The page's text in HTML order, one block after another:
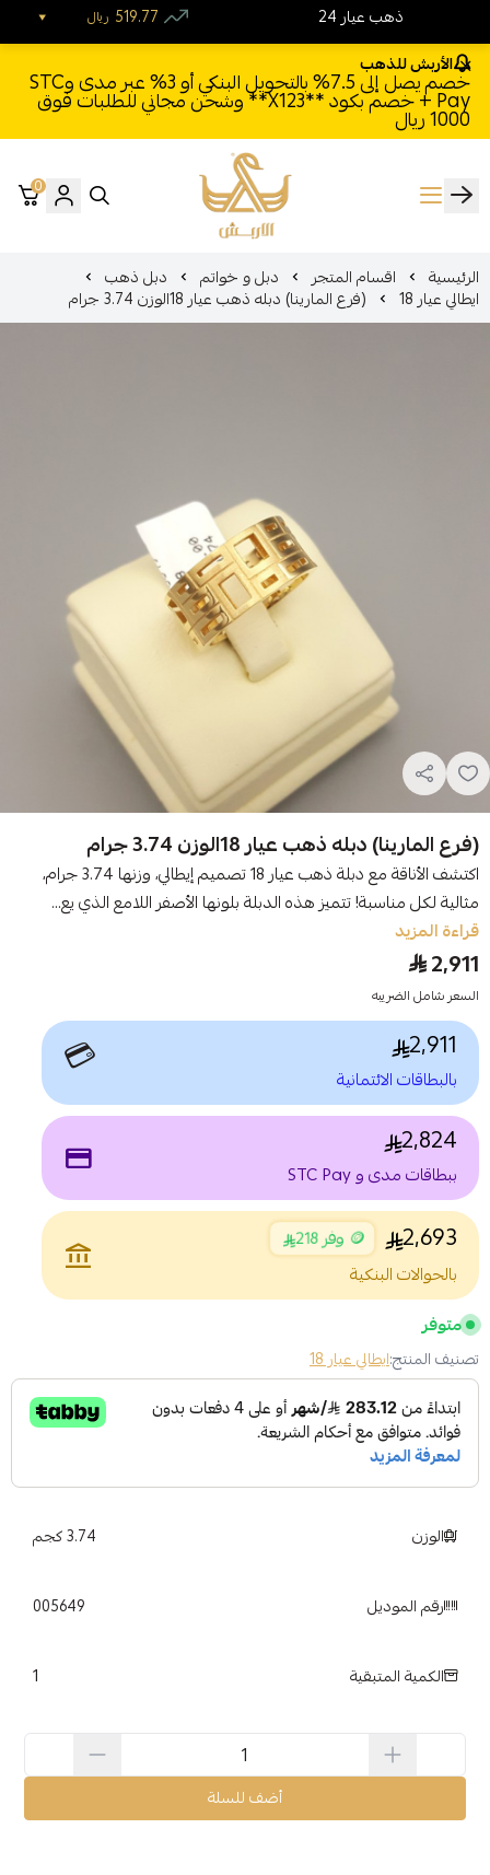
الأربش للذهب
خصم يصل إلى 7.5% بالتحويل البنكي أو 3% عبر مدى وSTC
Pay + خصم بكود **X123** وشحن مجاني للطلبات فوق
1000 ريال
الأربش للذهب
0
الرئيسية اقسام المتجر دبل و خواتم دبل ذهب
ايطالي عيار 18 (فرع المارينا) دبله ذهب عيار 18الوزن 3.74 جرام
(فرع المارينا) دبله ذهب عيار 18الوزن 3.74 جرام
اكتشف الأناقة مع دبلة ذهب عيار 18 تصميم إيطالي، وزنها 3.74 جرام،
مثالية لكل مناسبة! تتميز هذه الدبلة بلونها الأصفر اللامع الذي يع...
قراءة المزيد
2,911
السعر شامل الضريبه
2,911
بالبطاقات الائتمانية 💳
2,824
ببطاقات مدى و STC Pay payment
2,693 🪙 وفر 218
بالحوالات البنكية
account_balance
متوفر
تصنيف المنتج:ايطالي عيار 18
الوزن 3.74 كجم
رقم الموديل 005649
الكمية المتبقية 1
أضف للسلة
24 ذهب عيار ريال 519.77